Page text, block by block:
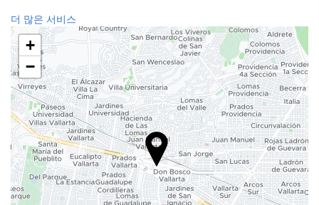
24시간 프런트 데스크
수하물 보관소
푸드 & 베버리지
일품요리 레스토랑
바
수영장
수영장
더 많은 서비스
+
−